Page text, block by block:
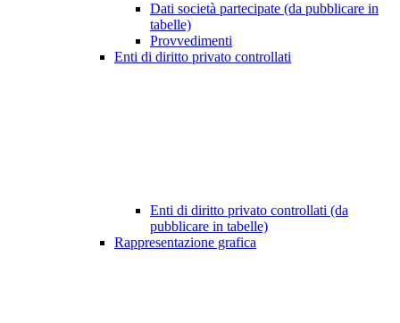
Dati società partecipate (da pubblicare in
tabelle)
Provvedimenti
Enti di diritto privato controllati
Enti di diritto privato controllati (da
pubblicare in tabelle)
Rappresentazione grafica